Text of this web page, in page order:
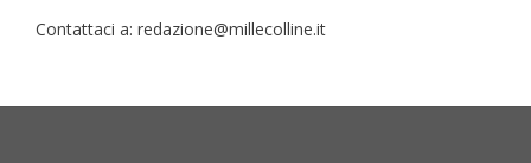
Contattaci a: redazione@millecolline.it